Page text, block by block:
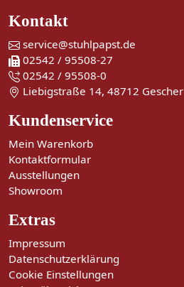
Kontakt
service@stuhlpapst.de
02542 / 95508-27
02542 / 95508-0
Liebigstraße 14, 48712 Gescher
Kundenservice
Mein Warenkorb
Kontaktformular
Ausstellungen
Showroom
Extras
Impressum
Datenschutzerklärung
Cookie Einstellungen